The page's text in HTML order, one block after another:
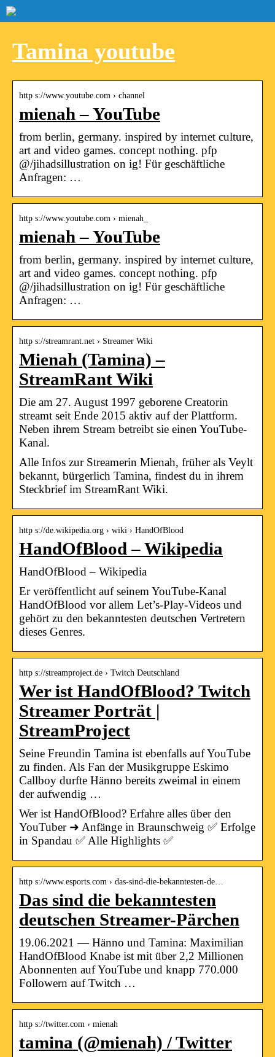
Tamina youtube
http s://www.youtube.com › channel
mienah – YouTube
from berlin, germany. inspired by internet culture,
art and video games. concept nothing. pfp
@/jihadsillustration on ig! Für geschäftliche
Anfragen: …
http s://www.youtube.com › mienah_
mienah – YouTube
from berlin, germany. inspired by internet culture,
art and video games. concept nothing. pfp
@/jihadsillustration on ig! Für geschäftliche
Anfragen: …
http s://streamrant.net › Streamer Wiki
Mienah (Tamina) –
StreamRant Wiki
Die am 27. August 1997 geborene Creatorin
streamt seit Ende 2015 aktiv auf der Plattform.
Neben ihrem Stream betreibt sie einen YouTube-
Kanal.
Alle Infos zur Streamerin Mienah, früher als Veylt
bekannt, bürgerlich Tamina, findest du in ihrem
Steckbrief im StreamRant Wiki.
http s://de.wikipedia.org › wiki › HandOfBlood
HandOfBlood – Wikipedia
HandOfBlood – Wikipedia
Er veröffentlicht auf seinem YouTube-Kanal
HandOfBlood vor allem Let’s-Play-Videos und
gehört zu den bekanntesten deutschen Vertretern
dieses Genres.
http s://streamproject.de › Twitch Deutschland
Wer ist HandOfBlood? Twitch
Streamer Porträt |
StreamProject
Seine Freundin Tamina ist ebenfalls auf YouTube
zu finden. Als Fan der Musikgruppe Eskimo
Callboy durfte Hänno bereits zweimal in einem
der aufwendig …
Wer ist HandOfBlood? Erfahre alles über den
YouTuber ➜ Anfänge in Braunschweig ✅ Erfolge
in Spandau ✅ Alle Highlights ✅
http s://www.esports.com › das-sind-die-bekanntesten-de…
Das sind die bekanntesten
deutschen Streamer-Pärchen
19.06.2021 — Hänno und Tamina: Maximilian
HandOfBlood Knabe ist mit über 2,2 Millionen
Abonnenten auf YouTube und knapp 770.000
Followern auf Twitch …
http s://twitter.com › mienah
tamina (@mienah) / Twitter